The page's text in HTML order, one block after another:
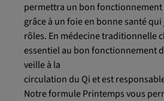
permettra un bon
grâce à un foie en bonne santé
rôles. En médecine traditionnelle
essentiel au bon fonctionnement
veille à la
circulation du Qi et est
Notre formule Printemps vous